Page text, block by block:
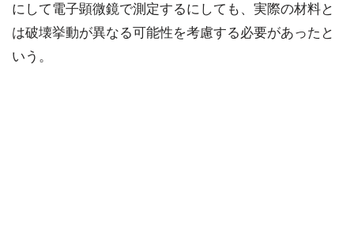
にして電子顕微鏡で測定するにしても、実際の材料と
は破壊挙動が異なる可能性を考慮する必要があったと
いう。